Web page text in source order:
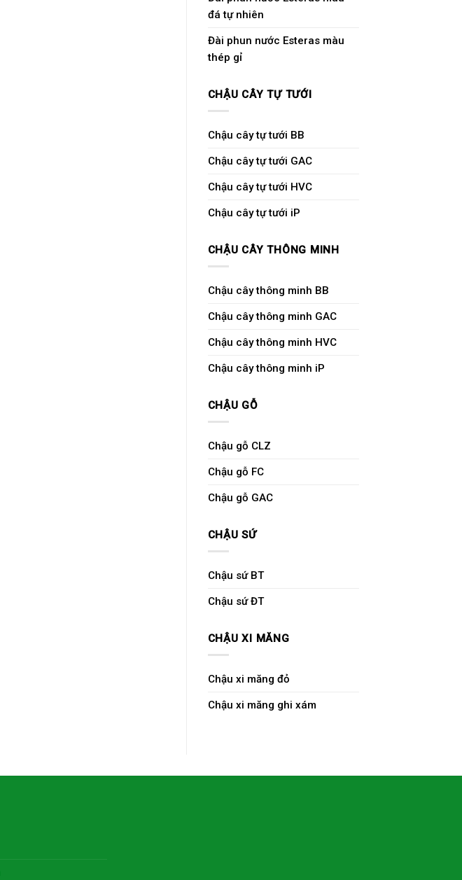
đá tự nhiên
Đài phun nước Esteras màu
thép gỉ
CHẬU CÂY TỰ TƯỚI
Chậu cây tự tưới BB
Chậu cây tự tưới GAC
Chậu cây tự tưới HVC
Chậu cây tự tưới iP
CHẬU CÂY THÔNG MINH
Chậu cây thông minh BB
Chậu cây thông minh GAC
Chậu cây thông minh HVC
Chậu cây thông minh iP
CHẬU GỖ
Chậu gỗ CLZ
Chậu gỗ FC
Chậu gỗ GAC
CHẬU SỨ
Chậu sứ BT
Chậu sứ ĐT
CHẬU XI MĂNG
Chậu xi măng đỏ
Chậu xi măng ghi xám